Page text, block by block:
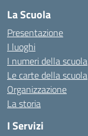
La Scuola
Presentazione
I luoghi
I numeri della scuola
Le carte della scuola
Organizzazione
La storia
I Servizi